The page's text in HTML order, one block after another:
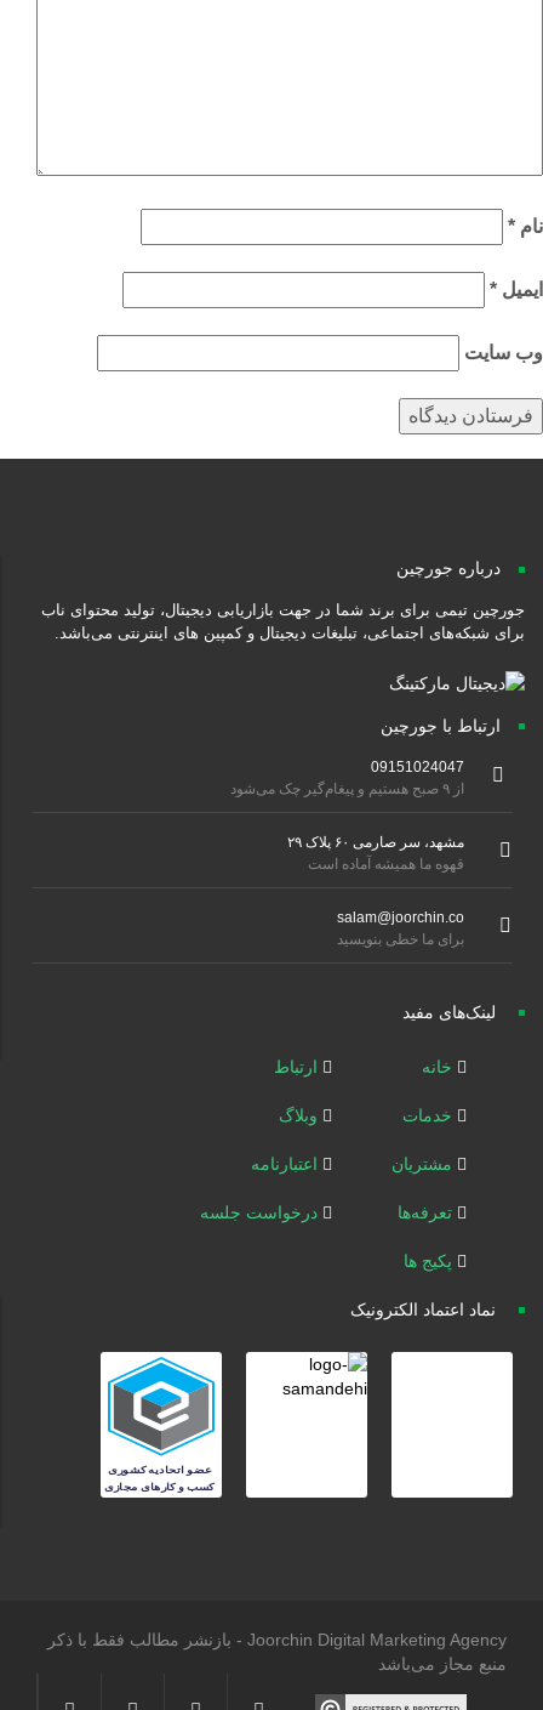
*
*
سایت
درباره جورچین
جورچین تیمی برای برند شما در جهت بازاریابی دیجیتال، تولید محتوای ناب
برای شبکه‌های اجتماعی، تبلیغات دیجیتال و کمپین های اینترنتی می‌باشد.
ارتباط با جورچین
09151024047
مشهد، سر صارمی ۶۰ پلاک ۲۹
قهوه ما همیشه آماده است
salam@joorchin.co
برای ما خطی بنویسید
لینک‌های مفید
خانه
خدمات
مشتریان
تعرفه‌ها
پکیج ها
ارتباط
وبلاگ
اعتبارنامه
درخواست جلسه
نماد اعتماد الکترونیک
Joorchin Digital Marketing Agency - بازنشر مطالب فقط با ذکر
منبع مجاز می‌باشد